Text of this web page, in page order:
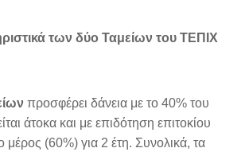
των δύο Ταμείων του ΤΕΠΙΧ
προσφέρει δάνεια με το 40% του
άτοκα και με επιδότηση επιτοκίου
(60%) για 2 έτη. Συνολικά, τα